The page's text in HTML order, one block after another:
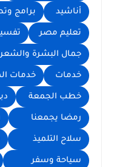
أناشيد برامج
تعليم مصر
جمال البشرة والشعر
خدمات خدمات
خطب الجمعة
رمضا يجمعنا
سلاح التلميذ
سياحة وسفر